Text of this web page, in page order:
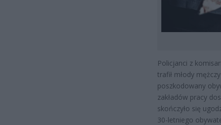
Policjanci z
trafił młody
poszkodowany
zakładów pracy
skończyło się
30-letniego